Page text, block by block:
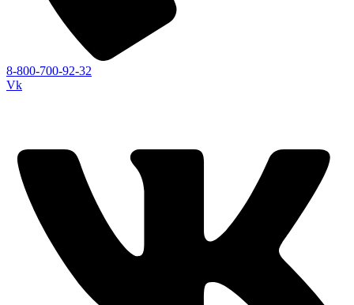
8-800-700-92-32
Vk